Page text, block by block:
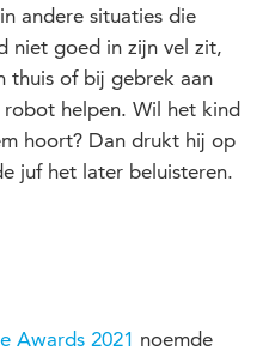
andere situaties die
niet goed in zijn vel zit,
thuis of bij gebrek aan
helpen. Wil het kind
hoort? Dan drukt hij op
juf het later beluisteren.
Awards 2021 noemde